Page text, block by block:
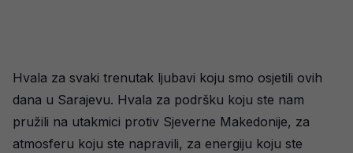
Hvala za svaki trenutak ljubavi koju smo osjetili ovih
dana u Sarajevu. Hvala za podršku koju ste nam
pružili na utakmici protiv Sjeverne Makedonije, za
atmosferu koju ste napravili, za energiju koju ste